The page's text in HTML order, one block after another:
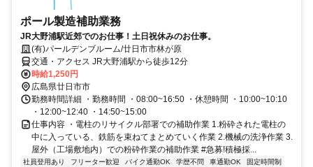
ポール製造補助業務
JR大野浦駅近郊でのお仕事！土日祝休みのお仕事。
(有)パールデンブルーム/廿日市市林が原
交通・アクセス JR大野浦駅から徒歩12分
時給1,250円
広島県廿日市市
勤務時間詳細 ・勤務時間 ・08:00~16:50 ・休憩時間 ・10:00~10:10
・12:00~12:40 ・14:50~15:00
仕事内容 ・電柱のリサイクル部署での補助作業 1.粉砕された電柱の
中に入っている、鉄筋を束ねてまとめていく作業 2.機械の洗浄作業 3.
屋外（工場敷地内）での粉砕作業の補助作業 #急募!積極採...
社員登用あり フリーター歓迎 バイク通勤OK 学歴不問 車通勤OK
固定時間制